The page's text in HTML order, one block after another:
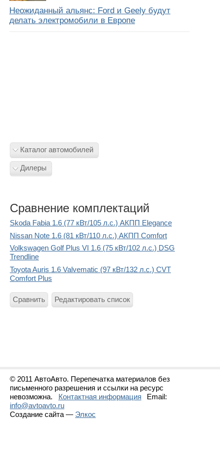
Неожиданный альянс: Ford и Geely будут
делать электромобили в Европе
Каталог автомобилей
Дилеры
Сравнение комплектаций
Skoda Fabia 1.6 (77 кВт/105 л.с.) АКПП Elegance
Nissan Note 1.6 (81 кВт/110 л.с.) АКПП Comfort
Volkswagen Golf Plus VI 1.6 (75 кВт/102 л.с.) DSG
Trendline
Toyota Auris 1.6 Valvematic (97 кВт/132 л.с.) CVT
Comfort Plus
Сравнить Редактировать список
© 2011 АвтоАвто. Перепечатка материалов без
письменного разрешения и ссылки на ресурс
невозможна.
Контактная информация
Email:
info@avtoavto.ru
Создание сайта — Элкос